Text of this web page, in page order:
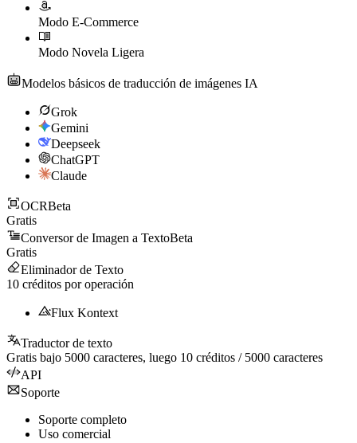
Modo E-Commerce
Modo Novela Ligera
Modelos básicos de traducción de imágenes IA
Grok
Gemini
Deepseek
ChatGPT
Claude
OCRBeta
Gratis
Conversor de Imagen a TextoBeta
Gratis
Eliminador de Texto
10 créditos por operación
Flux Kontext
Traductor de texto
Gratis bajo 5000 caracteres, luego 10 créditos / 5000 caracteres
API
Soporte
Soporte completo
Uso comercial